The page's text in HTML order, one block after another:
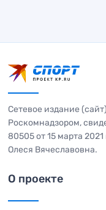
Сетевое издание
Роскомнадзором,
80505 от 15 марта
Олеся Вячеславовна.
О проекте